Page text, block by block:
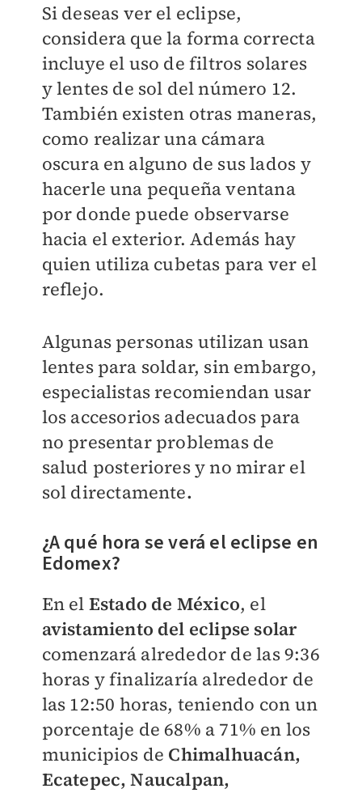
Si deseas ver el eclipse,
considera que la forma correcta
incluye el uso de filtros solares
y lentes de sol del número 12.
También existen otras maneras,
como realizar una cámara
oscura en alguno de sus lados y
hacerle una pequeña ventana
por donde puede observarse
hacia el exterior. Además hay
quien utiliza cubetas para ver el
reflejo.
Algunas personas utilizan usan
lentes para soldar, sin embargo,
especialistas recomiendan usar
los accesorios adecuados para
no presentar problemas de
salud posteriores y no mirar el
sol directamente.
¿A qué hora se verá el eclipse en
Edomex?
En el Estado de México, el
avistamiento del eclipse solar
comenzará alrededor de las 9:36
horas y finalizaría alrededor de
las 12:50 horas, teniendo con un
porcentaje de 68% a 71% en los
municipios de Chimalhuacán,
Ecatepec, Naucalpan,